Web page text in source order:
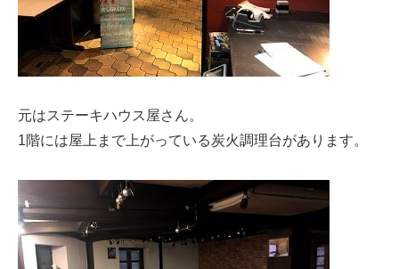
元はステーキハウス屋さん。
1階には屋上まで上がっている炭火調理台があります。